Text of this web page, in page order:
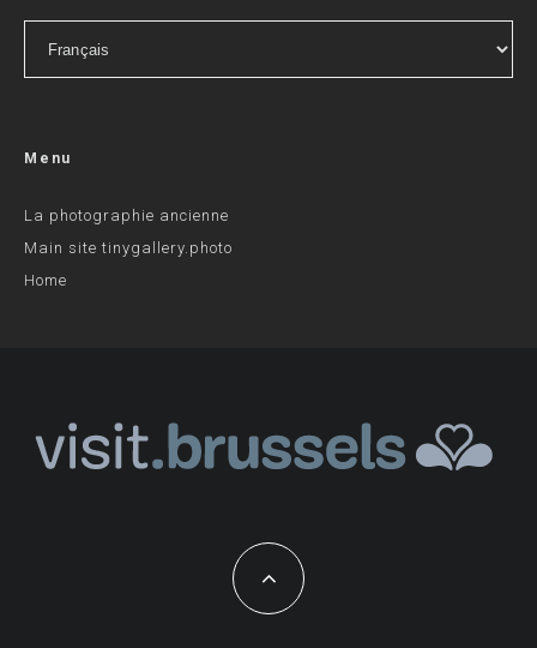
Menu
La photographie ancienne
Main site tinygallery.photo
Home